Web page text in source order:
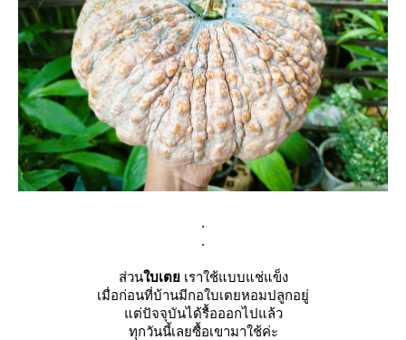
.
.
ส่วนใบเตยเราใช้แบบแช่แข็ง
เมื่อก่อนที่บ้านมีกอใบเตยหอมปลูกอยู่
แต่ปัจจุบันได้รื้อออกไปแล้ว
ทุกวันนี้เลยซื้อเขามาใช้ค่ะ